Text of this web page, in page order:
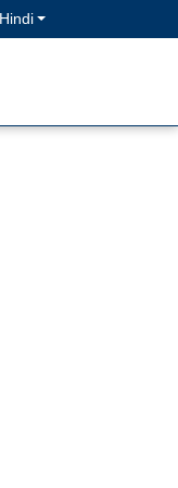
Hindi